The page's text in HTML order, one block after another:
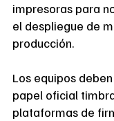
impresoras para
el despliegue de
producción.
Los equipos
papel oficial
plataformas de